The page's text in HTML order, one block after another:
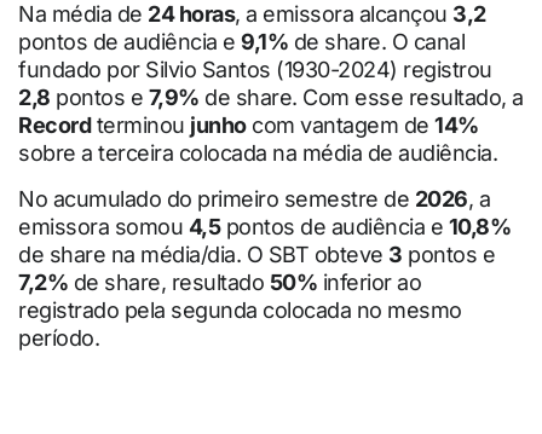
Na média de 24 horas, a emissora alcançou 3,2
pontos de audiência e 9,1% de share. O canal
fundado por Silvio Santos (1930-2024) registrou
2,8 pontos e 7,9% de share. Com esse resultado, a
Recordterminou junhocom vantagem de 14%
sobre a terceira colocada na média de audiência.
No acumulado do primeiro semestre de 2026, a
emissora somou 4,5pontos de audiência e 10,8%
de share na média/dia. O SBT obteve 3 pontos e
7,2% de share, resultado 50% inferior ao
registrado pela segunda colocada no mesmo
período.